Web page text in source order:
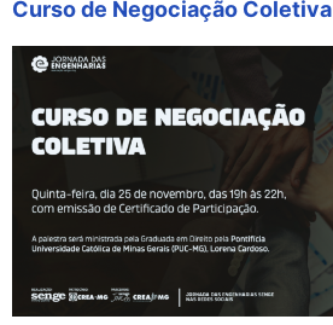
Curso de Negociação Coletiva